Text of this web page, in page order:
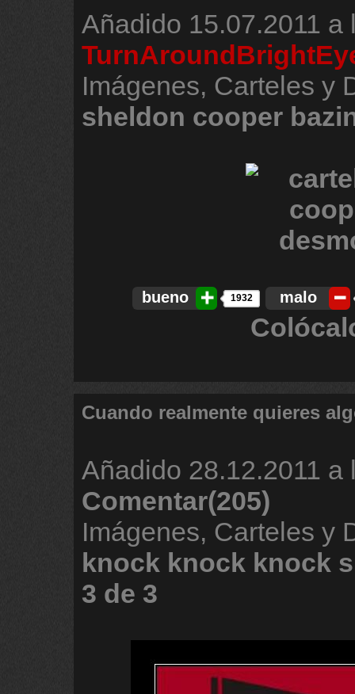
Añadido 15.07.2011 a
Imágenes, Carteles y
sheldon cooper
bueno 1932 malo
Cuando realmente quieres
Añadido 28.12.2011 a
Comentar(205)
Imágenes, Carteles y
knock knock knock
3 de 3